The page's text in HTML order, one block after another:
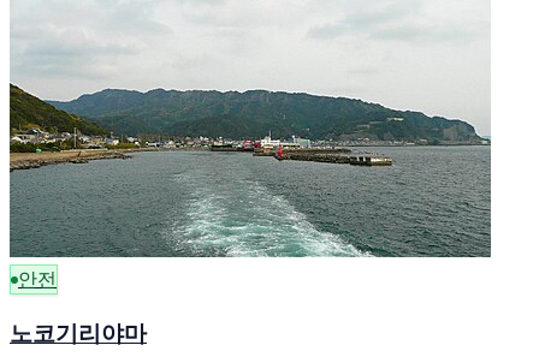
안전
노코기리야마